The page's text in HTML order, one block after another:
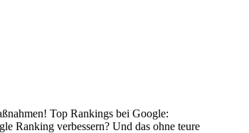
Top Rankings bei Google:
Ranking verbessern? Und das ohne teure